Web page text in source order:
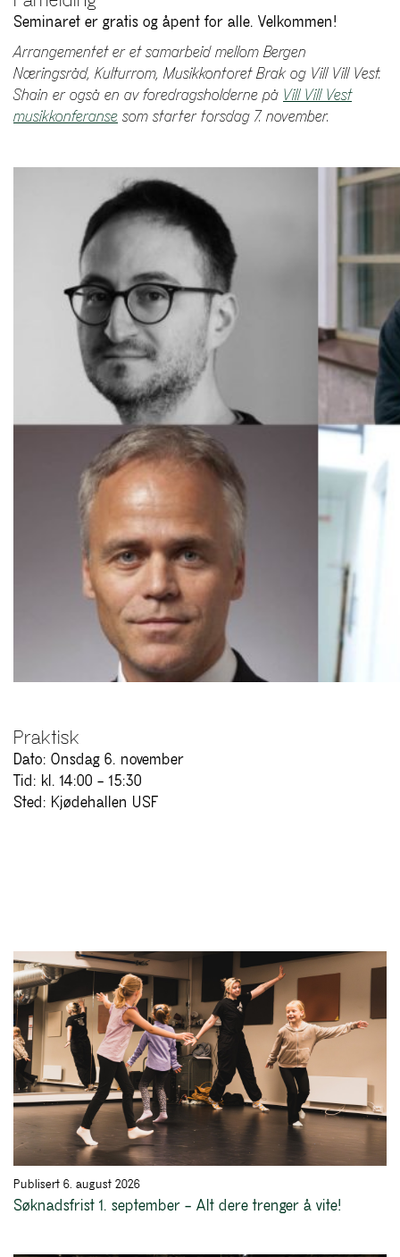
Seminaret er gratis og åpent for alle. Velkommen!
Arrangementet er et samarbeid mellom Bergen
Næringsråd, Kulturrom, Musikkontoret Brak og Vill Vill Vest.
Shain er også en av foredragsholderne på Vill Vill Vest
musikkonferanse som starter torsdag 7. november.
Praktisk
Dato: Onsdag 6. november
Tid: kl. 14:00 – 15:30
Sted: Kjødehallen USF
Publisert 6. august 2026
Søknadsfrist 1. september – Alt dere trenger å vite!